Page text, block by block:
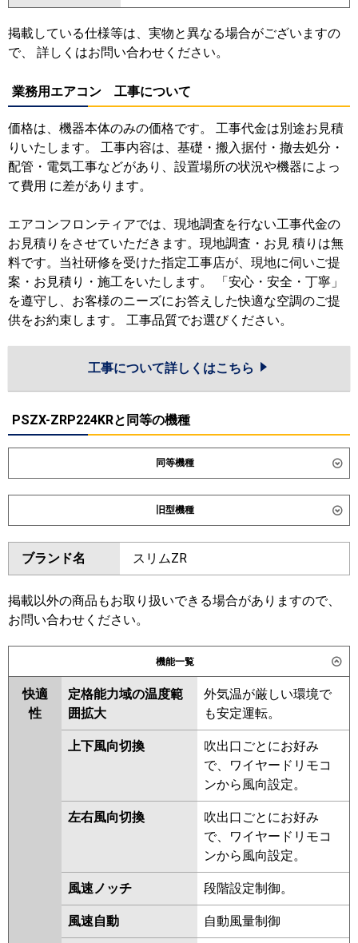
掲載している仕様等は、実物と異なる場合がございますの
で、 詳しくはお問い合わせください。
業務用エアコン 工事について
価格は、機器本体のみの価格です。 工事代金は別途お見積
りいたします。 工事内容は、基礎・搬入据付・撤去処分・
配管・電気工事などがあり、設置場所の状況や機器によっ
て費用 に差があります。
エアコンフロンティアでは、現地調査を行ない工事代金の
お見積りをさせていただきます。現地調査・お見 積りは無
料です。当社研修を受けた指定工事店が、現地に伺いご提
案・お見積り・施工をいたします。 「安心・安全・丁寧」
を遵守し、お客様のニーズにお答えした快適な空調のご提
供をお約束します。 工事品質でお選びください。
工事について詳しくはこちら
PSZX-ZRP224KRと同等の機種
同等機種
ダイキン SSRV224DD
東芝 GFXB22413BU
三菱電機 PSZX-ZRMP224K6
日立 RPV-GP224RGHP4
三菱重工 FDFZ2246HP5SB
PA-P224B7GDC
旧型機種
ダイキン SSRV224CD
東芝 RFXB22433BU RFXB22433B
三菱電機 PSZX-ZRMP224K5 PSZX-
ZRMP224K4
PSZX-ZRMP224K2 PSZX-
ZRMP224KZ
PSZX-ZRP224KV
日立 RPV-GP224RGHP3 RPV-
GP224RGHP1-G RPV-
GP224RGHP2 RPV-GP224RGHP1
RPV-GP224RGHP
RPV-
AP224GHP7-kobe RPV-
AP224GHP7 RPV-AP224GHP6-
RPV-AP224GHP6
FDFZ2245HP5SB
パナソニック PA-P224B7GDB PA-P224B7GDNB
PA-P224B7GD PA-P224B7GDN
ブランド名 スリムZR
掲載以外の商品もお取り扱いできる場合がありますので、
お問い合わせください。
機能一覧
快適
性
定格能力域の温度範
囲拡大
外気温が厳しい環境で
も安定運転。
上下風向切換
吹出口ごとにお好み
で、ワイヤードリモコ
ンから風向設定。
左右風向切換
吹出口ごとにお好み
で、ワイヤードリモコ
ンから風向設定。
風速ノッチ 段階設定制御。
風速自動 自動風量制御